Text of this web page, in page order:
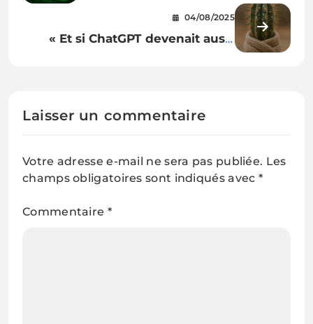
04/08/2025
« Et si ChatGPT devenait aussi
Laisser un commentaire
Votre adresse e-mail ne sera pas publiée. Les
champs obligatoires sont indiqués avec *
Commentaire *